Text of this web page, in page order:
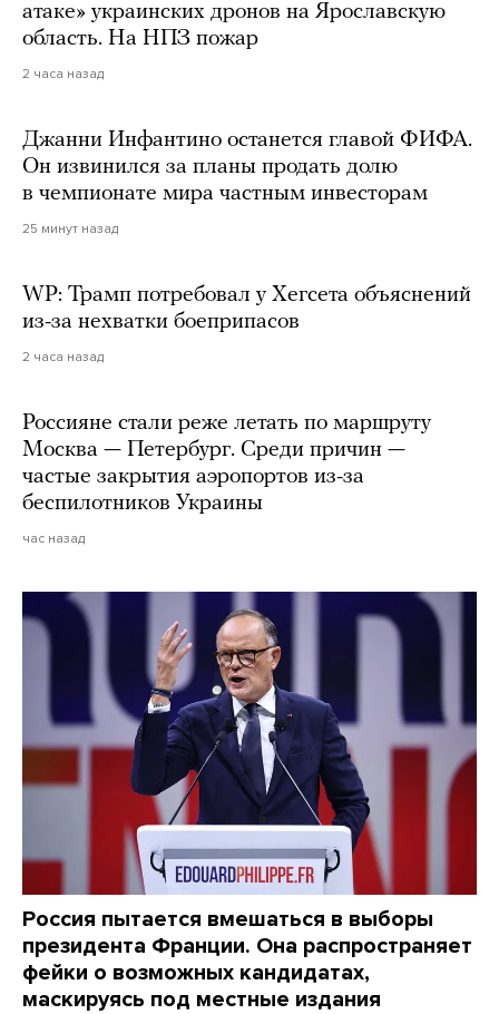
атаке» украинских дронов на Ярославскую
область. На НПЗ пожар
2 часа назад
Джанни Инфантино останется главой ФИФА.
Он извинился за планы продать долю
в чемпионате мира частным инвесторам
25 минут назад
WP: Трамп потребовал у Хегсета объяснений
из-за нехватки боеприпасов
2 часа назад
Россияне стали реже летать по маршруту
Москва — Петербург. Среди причин —
частые закрытия аэропортов из-за
беспилотников Украины
час назад
Россия пытается вмешаться в выборы
президента Франции. Она распространяет
фейки о возможных кандидатах,
маскируясь под местные издания